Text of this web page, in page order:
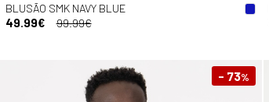
BLUSÃO SMK NAVY BLUE
49.99€
99.99€
- 73%